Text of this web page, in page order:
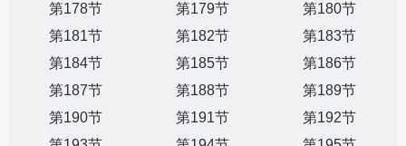
第178节
第179节
第180节
第181节
第182节
第183节
第184节
第185节
第186节
第187节
第188节
第189节
第190节
第191节
第192节